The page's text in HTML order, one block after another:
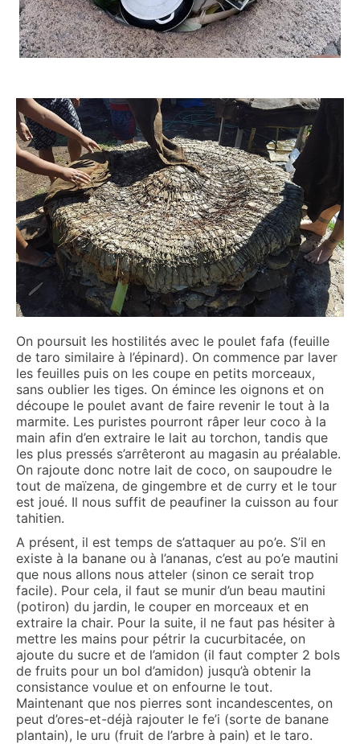
On poursuit les hostilités avec le poulet fafa (feuille
de taro similaire à l’épinard). On commence par laver
les feuilles puis on les coupe en petits morceaux,
sans oublier les tiges. On émince les oignons et on
découpe le poulet avant de faire revenir le tout à la
marmite. Les puristes pourront râper leur coco à la
main afin d’en extraire le lait au torchon, tandis que
les plus pressés s’arrêteront au magasin au préalable.
On rajoute donc notre lait de coco, on saupoudre le
tout de maïzena, de gingembre et de curry et le tour
est joué. Il nous suffit de peaufiner la cuisson au four
tahitien.
A présent, il est temps de s’attaquer au po’e. S’il en
existe à la banane ou à l’ananas, c’est au po’e mautini
que nous allons nous atteler (sinon ce serait trop
facile). Pour cela, il faut se munir d’un beau mautini
(potiron) du jardin, le couper en morceaux et en
extraire la chair. Pour la suite, il ne faut pas hésiter à
mettre les mains pour pétrir la cucurbitacée, on
ajoute du sucre et de l’amidon (il faut compter 2 bols
de fruits pour un bol d’amidon) jusqu’à obtenir la
consistance voulue et on enfourne le tout.
Maintenant que nos pierres sont incandescentes, on
peut d’ores-et-déjà rajouter le fe’i (sorte de banane
plantain), le uru (fruit de l’arbre à pain) et le taro.